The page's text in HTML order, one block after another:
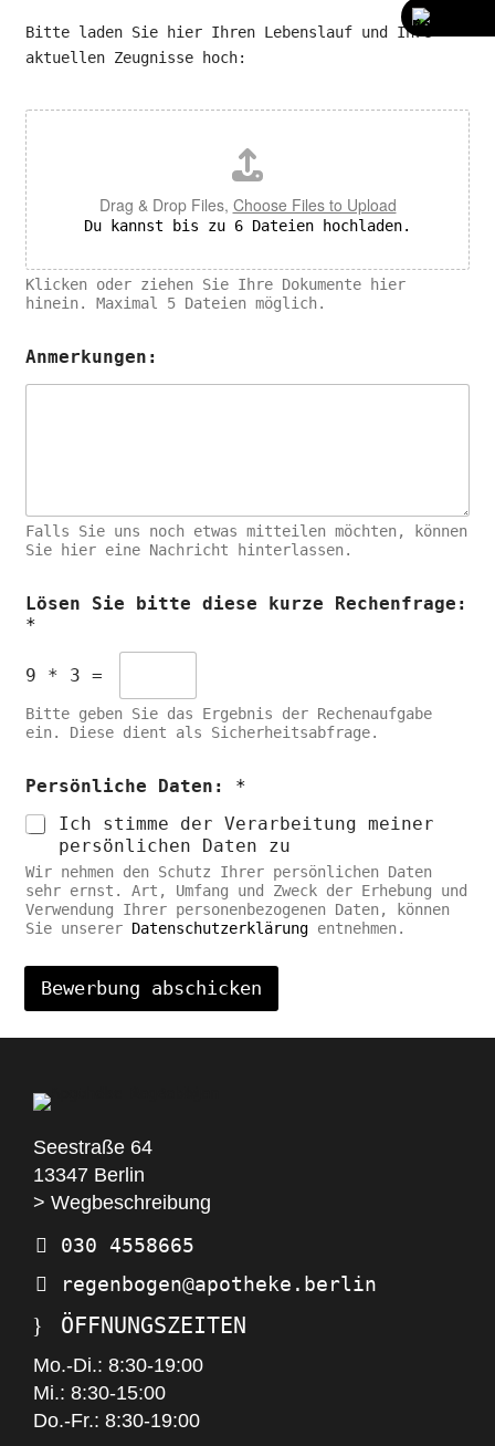
Bitte laden Sie hier Ihren Lebenslauf und Ihre
aktuellen Zeugnisse hoch:
D
o
k
u
m
e
n
t
e
h
c
l
*
Drag & Drop Files, Choose Files to Upload
Du kannst bis zu 6 Dateien hochladen.
Klicken oder ziehen Sie Ihre Dokumente hier
hinein. Maximal 5 Dateien möglich.
Anmerkungen:
Falls Sie uns noch etwas mitteilen möchten, können
Sie hier eine Nachricht hinterlassen.
Lösen Sie bitte diese kurze Rechenfrage:
*
9 * 3 =
Bitte geben Sie das Ergebnis der Rechenaufgabe
ein. Diese dient als Sicherheitsabfrage.
Persönliche Daten: *
Ich stimme der Verarbeitung meiner
persönlichen Daten zu
Wir nehmen den Schutz Ihrer persönlichen Daten
sehr ernst. Art, Umfang und Zweck der Erhebung und
Verwendung Ihrer personenbezogenen Daten, können
Sie unserer Datenschutzerklärung entnehmen.
Bewerbung abschicken
Seestraße 64
13347 Berlin
> Wegbeschreibung
030 4558665
regenbogen@apotheke.berlin
ÖFFNUNGSZEITEN
Mo.-Di.: 8:30-19:00
Mi.: 8:30-15:00
Do.-Fr.: 8:30-19:00